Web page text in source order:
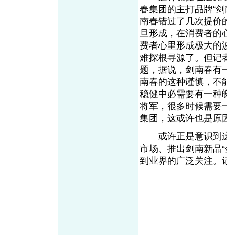
春集团的主打品牌“
南春错过了几次提价
旦形成，在消费者的
费者心里形成极大的
难探根寻源了。但记
题，据说，剑南春有
南春的这种谨慎，不
稳健中必需要有一种
将军，很多时候需要
集团，这或许也是原
或许正是意识到这
市场、推出剑南新品
到业界的广泛关注。